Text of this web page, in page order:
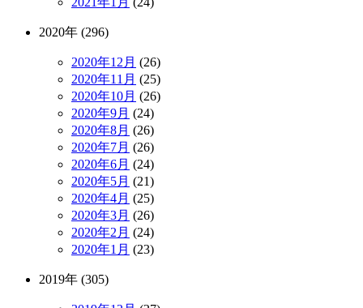
2020年 (296)
2020年12月 (26)
2020年11月 (25)
2020年10月 (26)
2020年9月 (24)
2020年8月 (26)
2020年7月 (26)
2020年6月 (24)
2020年5月 (21)
2020年4月 (25)
2020年3月 (26)
2020年2月 (24)
2020年1月 (23)
2019年 (305)